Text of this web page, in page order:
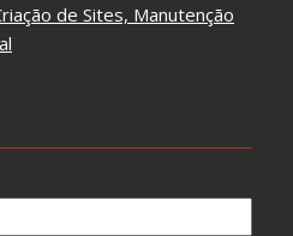
de Sites, Manutenção